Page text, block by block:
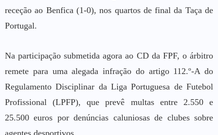
receção ao Benfica (1-0), nos quartos de final da Taça de
Portugal.
Na participação submetida agora ao CD da FPF, o árbitro
remete para uma alegada infração do artigo 112.º-A do
Regulamento Disciplinar da Liga Portuguesa de Futebol
Profissional (LPFP), que prevê multas entre 2.550 e
25.500 euros por denúncias caluniosas de clubes sobre
agentes desportivos.